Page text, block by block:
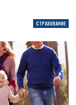
СТРАХОВАНИЕ